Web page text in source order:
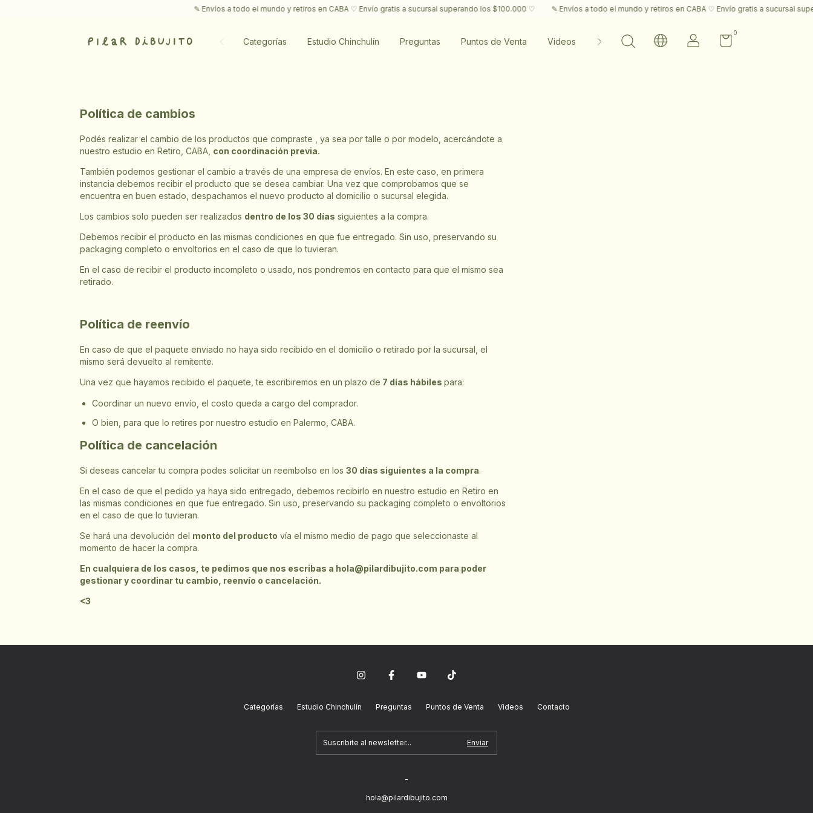
✎ Envíos a todo el mundo y retiros en CABA ♡ Envío gratis a sucursal superando los $100.000 ♡ ✎ Envíos a todo el mundo y retiros en CABA ♡ Envío gratis a sucursal
Categorías Estudio Chinchulín Preguntas Puntos de Venta Videos Contacto
0
Política de cambios
Podés realizar el cambio de los productos que compraste , ya sea por talle o por modelo, acercándote a
nuestro estudio en Retiro, CABA, con coordinación previa.
También podemos gestionar el cambio a través de una empresa de envíos. En este caso, en primera
instancia debemos recibir el producto que se desea cambiar. Una vez que comprobamos que se
encuentra en buen estado, despachamos el nuevo producto al domicilio o sucursal elegida.
Los cambios solo pueden ser realizados dentro de los 30 días siguientes a la compra.
Debemos recibir el producto en las mismas condiciones en que fue entregado. Sin uso, preservando su
packaging completo o envoltorios en el caso de que lo tuvieran.
En el caso de recibir el producto incompleto o usado, nos pondremos en contacto para que el mismo sea
retirado.
Política de reenvío
En caso de que el paquete enviado no haya sido recibido en el domicilio o retirado por la sucursal, el
mismo será devuelto al remitente.
Una vez que hayamos recibido el paquete, te escribiremos en un plazo de 7 días hábiles para:
Coordinar un nuevo envío, el costo queda a cargo del comprador.
O bien, para que lo retires por nuestro estudio en Palermo, CABA.
Política de cancelación
Si deseas cancelar tu compra podes solicitar un reembolso en los 30 días siguientes a la compra.
En el caso de que el pedido ya haya sido entregado, debemos recibirlo en nuestro estudio en Retiro en
las mismas condiciones en que fue entregado. Sin uso, preservando su packaging completo o envoltorios
en el caso de que lo tuvieran.
Se hará una devolución del monto del producto vía el mismo medio de pago que seleccionaste al
momento de hacer la compra.
En cualquiera de los casos, te pedimos que nos escribas a hola@pilardibujito.com para poder
gestionar y coordinar tu cambio, reenvío o cancelación.
<3
Categorías Estudio Chinchulín Preguntas Puntos de Venta Videos Contacto
-
hola@pilardibujito.com